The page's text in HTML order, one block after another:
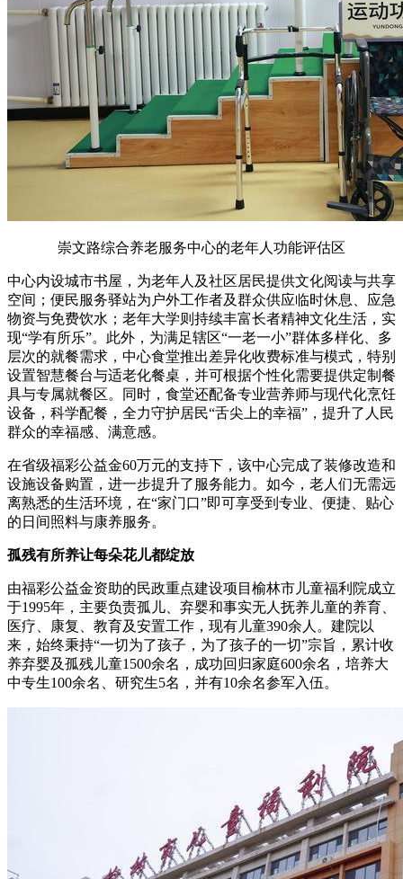
崇文路综合养老服务中心的老年人功能评估区
中心内设城市书屋，为老年人及社区居民提供文化阅读与共享
空间；便民服务驿站为户外工作者及群众供应临时休息、应急
物资与免费饮水；老年大学则持续丰富长者精神文化生活，实
现“学有所乐”。此外，为满足辖区“一老一小”群体多样化、多
层次的就餐需求，中心食堂推出差异化收费标准与模式，特别
设置智慧餐台与适老化餐桌，并可根据个性化需要提供定制餐
具与专属就餐区。同时，食堂还配备专业营养师与现代化烹饪
设备，科学配餐，全力守护居民“舌尖上的幸福”，提升了人民
群众的幸福感、满意感。
在省级福彩公益金60万元的支持下，该中心完成了装修改造和
设施设备购置，进一步提升了服务能力。如今，老人们无需远
离熟悉的生活环境，在“家门口”即可享受到专业、便捷、贴心
的日间照料与康养服务。
孤残有所养让每朵花儿都绽放
由福彩公益金资助的民政重点建设项目榆林市儿童福利院成立
于1995年，主要负责孤儿、弃婴和事实无人抚养儿童的养育、
医疗、康复、教育及安置工作，现有儿童390余人。建院以
来，始终秉持“一切为了孩子，为了孩子的一切”宗旨，累计收
养弃婴及孤残儿童1500余名，成功回归家庭600余名，培养大
中专生100余名、研究生5名，并有10余名参军入伍。